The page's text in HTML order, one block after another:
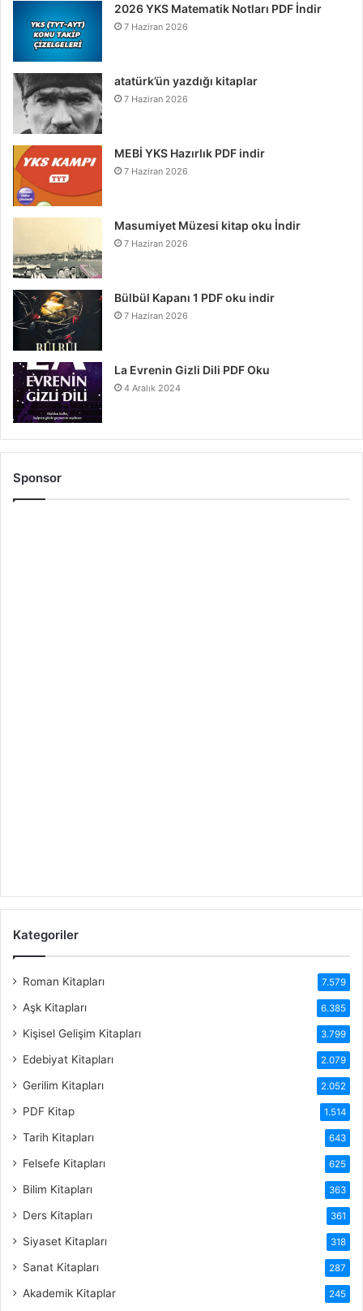
2026 YKS Matematik Notları PDF İndir
7 Haziran 2026
atatürk’ün yazdığı kitaplar
7 Haziran 2026
MEBİ YKS Hazırlık PDF indir
7 Haziran 2026
Masumiyet Müzesi kitap oku İndir
7 Haziran 2026
Bülbül Kapanı 1 PDF oku indir
7 Haziran 2026
La Evrenin Gizli Dili PDF Oku
4 Aralık 2024
Sponsor
Kategoriler
Roman Kitapları 7.579
Aşk Kitapları 6.385
Kişisel Gelişim Kitapları 3.799
Edebiyat Kitapları 2.079
Gerilim Kitapları 2.052
PDF Kitap 1.514
Tarih Kitapları 643
Felsefe Kitapları 625
Bilim Kitapları 363
Ders Kitapları 361
Siyaset Kitapları 318
Sanat Kitapları 287
Akademik Kitaplar 245